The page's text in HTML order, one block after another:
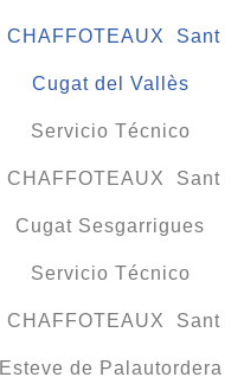
CHAFFOTEAUX Sant
Cugat del Vallès
Servicio Técnico
CHAFFOTEAUX Sant
Cugat Sesgarrigues
Servicio Técnico
CHAFFOTEAUX Sant
Esteve de Palautordera